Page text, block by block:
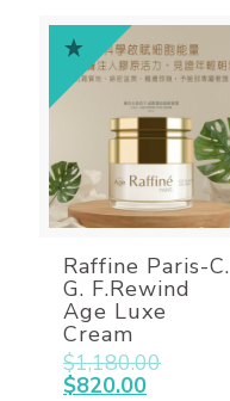
Raffine Paris-C.
G. F.Rewind
Age Luxe
Cream
$1,180.00
$820.00